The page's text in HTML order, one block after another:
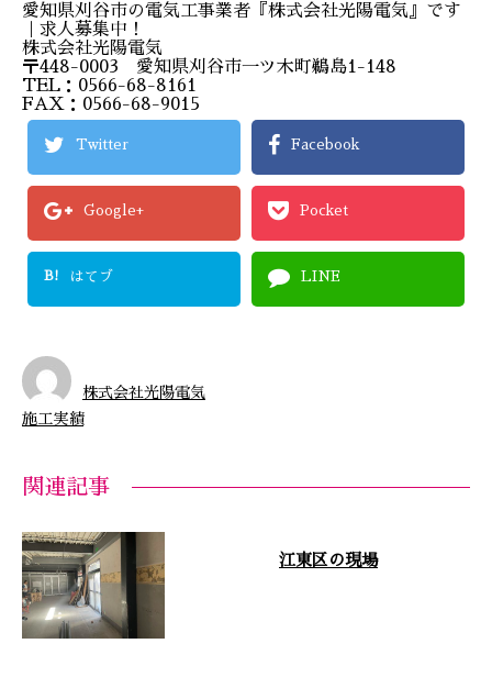
愛知県刈谷市の電気工事業者『株式会社光陽電気』です
｜求人募集中！
株式会社光陽電気
〒448-0003 愛知県刈谷市一ツ木町鵜島1-148
TEL：0566-68-8161
FAX：0566-68-9015
Twitter Facebook
Google+ Pocket
B! はてブ LINE
株式会社光陽電気
施工実績
関連記事
江東区の現場